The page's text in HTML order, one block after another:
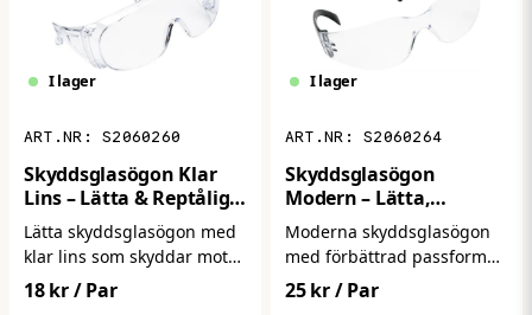
I lager
S2060260
Skyddsglasögon Klar
Lins – Lätta & Reptåliga
för Arbete
Lätta skyddsglasögon med
klar lins som skyddar mot
damm och partiklar.
18 kr/ Par
I lager
S2060264
Skyddsglasögon
Modern – Lätta,
Bekväma & Reptåliga
Arbetsglasögon
Moderna skyddsglasögon
med förbättrad passform
och komfort för daglig
25 kr/ Par